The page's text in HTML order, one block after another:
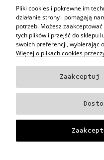
4 EYES
00-
woj.
+48
Oprawki i okulary Ray-Ban
Oprawki i okulary Tom
Oprawki i okulary
Oprawki i okulary DiorOprawki i
Oprawki i okulary Fendi
Oprawki i okulary Dolce &
Pliki cookies i pokrewne im
działanie strony i pomagają
potrzeb. Możesz
tych plików i przejść do sklepu
swoich preferencji, wybierając
Więcej o plikach cookies
Zaakceptuj